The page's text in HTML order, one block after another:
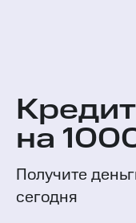
Кредит
на
Получите
сегодня